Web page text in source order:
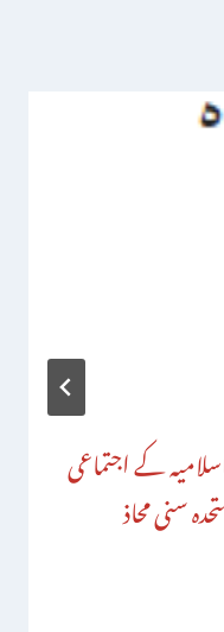
کے اجتماعی
سنی محاذ